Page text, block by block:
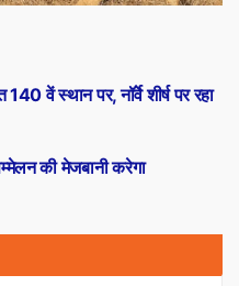
की मेजबानी करेगा
वें स्थान पर, नॉर्वे शीर्ष पर रहा